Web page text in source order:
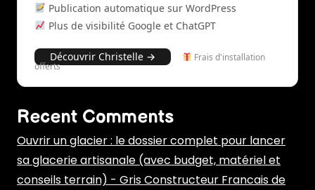
Publication automatique sur WordPress
Plus de visibilité Google et ChatGPT
Découvrir Christelle → Frais d'installation
offerts
Recent Comments
Ouvrir un glacier : le dossier complet pour lancer
sa glacerie artisanale (avec budget, matériel et
conseils terrain) - Gris Constructeur Francais de